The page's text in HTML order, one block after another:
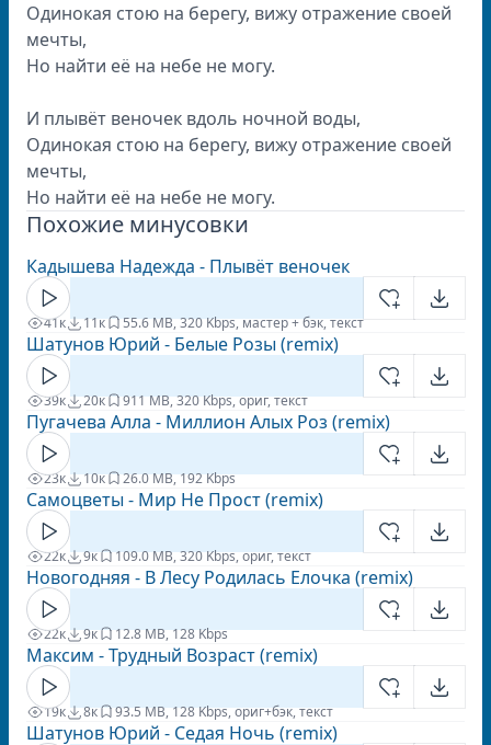
Одинокая стою на берегу, вижу отражение своей
мечты,
Но найти её на небе не могу.
И плывёт веночек вдоль ночной воды,
Одинокая стою на берегу, вижу отражение своей
мечты,
Но найти её на небе не могу.
Похожие минусовки
Кадышева Надежда - Плывёт веночек
41к 11к 55.6 MB, 320 Kbps, мастер + бэк, текст
Шатунов Юрий - Белые Розы (remix)
39к 20к 911 MB, 320 Kbps, ориг, текст
Пугачева Алла - Миллион Алых Роз (remix)
23к 10к 26.0 MB, 192 Kbps
Самоцветы - Мир Не Прост (remix)
22к 9к 109.0 MB, 320 Kbps, ориг, текст
Новогодняя - В Лесу Родилась Елочка (remix)
22к 9к 12.8 MB, 128 Kbps
Максим - Трудный Возраст (remix)
19к 8к 93.5 MB, 128 Kbps, ориг+бэк, текст
Шатунов Юрий - Седая Ночь (remix)